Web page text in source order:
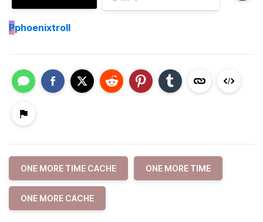
Pphoenixtroll
ONE MORE TIME CACHE ONE MORE TIME
ONE MORE CACHE